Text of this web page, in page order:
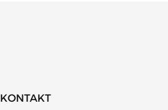
KONTAKT